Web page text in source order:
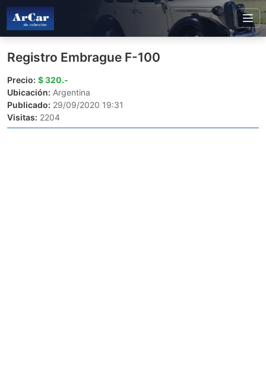
Registro Embrague F-100
Precio: $ 320.-
Ubicación: Argentina
Publicado: 29/09/2020 19:31
Visitas: 2204